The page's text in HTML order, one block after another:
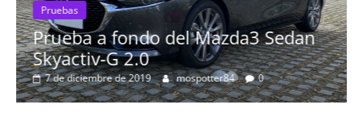
del Mazda3 Sedan
mospotter84 0
Pruebas
Probamos el Audi
más espectacular
8 de septiembre de 2019